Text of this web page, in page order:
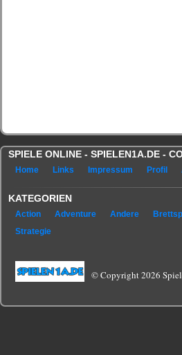
SPIELE ONLINE - SPIELEN1A.DE -
Home Links Impressum Profil
KATEGORIEN
Action Adventure Andere
Strategie
© Copyright 2026